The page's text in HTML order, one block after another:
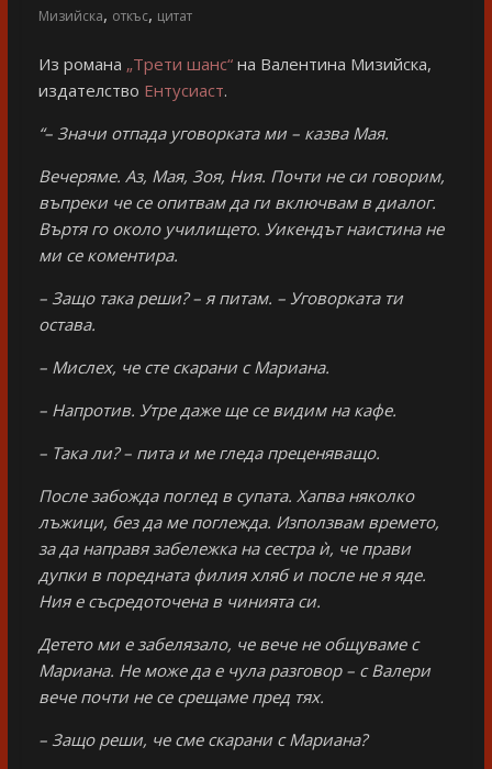
Мизийска, откъс, цитат
Из романа „Трети шанс“на Валентина Мизийска,
издателство Ентусиаст.
“– Значи отпада уговорката ми – казва Мая.
Вечеряме. Аз, Мая, Зоя, Ния. Почти не си говорим,
въпреки че се опитвам да ги включвам в диалог.
Въртя го около училището. Уикендът наистина не
ми се коментира.
– Защо така реши? – я питам. – Уговорката ти
остава.
– Мислех, че сте скарани с Мариана.
– Напротив. Утре даже ще се видим на кафе.
– Така ли? – пита и ме гледа преценяващо.
После забожда поглед в супата. Хапва няколко
лъжици, без да ме поглежда. Използвам времето,
за да направя забележка на сестра ѝ, че прави
дупки в поредната филия хляб и после не я яде.
Ния е съсредоточена в чинията си.
Детето ми е забелязало, че вече не общуваме с
Мариана. Не може да е чула разговор – с Валери
вече почти не се срещаме пред тях.
– Защо реши, че сме скарани с Мариана?